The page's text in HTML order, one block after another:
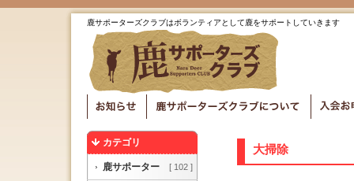
鹿サポーターズクラブはボランティアとして鹿をサポートしていきます
カテゴリ
鹿サポーター [ 102 ]
大掃除